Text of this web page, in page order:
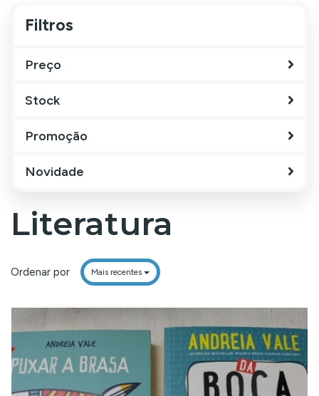
Filtros
Preço
Stock
Promoção
Novidade
Literatura
Ordenar por Mais recentes